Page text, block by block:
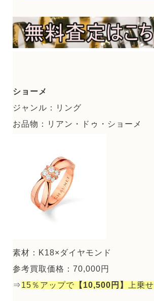
ショーメ
ジャンル：リング
お品物：リアン・ドゥ・ショーメ
素材：K18×ダイヤモンド
参考買取価格：70,000円
⇒15％アップで 【10,500円】 上乗せ